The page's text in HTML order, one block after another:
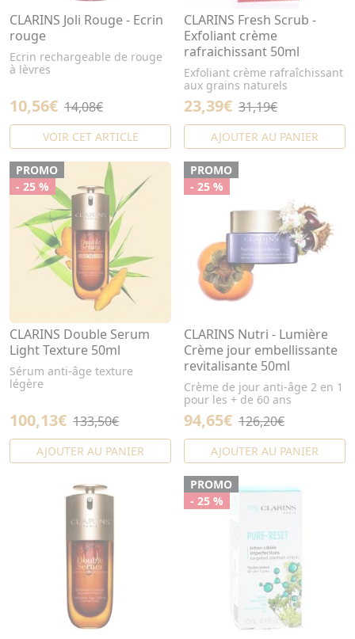
CLARINS Joli Rouge - Ecrin
rouge
Ecrin rechargeable de rouge
à lèvres
10,56€ 14,08€
VOIR CET ARTICLE
CLARINS Fresh Scrub -
Exfoliant crème
rafraichissant 50ml
Exfoliant crème rafraîchissant
aux grains naturels
23,39€ 31,19€
AJOUTER AU PANIER
PROMO
- 25 %
CLARINS Double Serum
Light Texture 50ml
Sérum anti-âge texture
légère
100,13€ 133,50€
AJOUTER AU PANIER
PROMO
- 25 %
CLARINS Nutri - Lumière
Crème jour embellissante
revitalisante 50ml
Crème de jour anti-âge 2 en 1
pour les + de 60 ans
94,65€ 126,20€
AJOUTER AU PANIER
PROMO
- 25 %